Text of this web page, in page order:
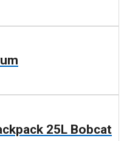
25L Bobcat